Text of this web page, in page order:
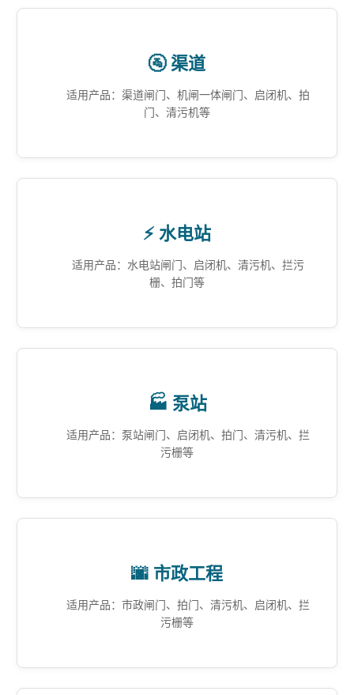
🚰 渠道
适用产品：渠道闸门、机闸一体闸门、启闭机、拍
门、清污机等
⚡ 水电站
适用产品：水电站闸门、启闭机、清污机、拦污
栅、拍门等
🏭 泵站
适用产品：泵站闸门、启闭机、拍门、清污机、拦
污栅等
🌆 市政工程
适用产品：市政闸门、拍门、清污机、启闭机、拦
污栅等